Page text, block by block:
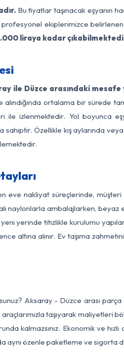
Bu fiyatlar taşınacak eşyanın
ekiplerimizce
liraya kadar
ile Düzce arasındaki
alındığında ortalama bir sürede
izlenmektedir. Yol boyunca
Özellikle kış aylarında
eve nakliyat süreçlerinde,
ambalajlarken, beyaz
yerinde titizlikle kurulumu
altına alınır. Ev taşıma
Aksaray - Düzce arası
taşıyarak maliyetleri
kalmazsınız. Ekonomik ve
da aynı özenle paketleme ve sigorta